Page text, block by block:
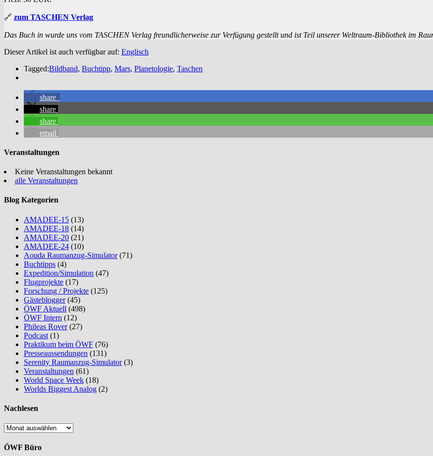
🔗 zum TASCHEN Verlag
Das Buch in wurde uns vom TASCHEN Verlag freundlicherweise zur Verfügung gestellt und ist Teil unserer Weltraum-Bibliothek im
Dieser Artikel ist auch verfügbar auf: Englisch
Tagged:Bildband, Buchtipp, Mars, Planetologie, Taschen
share
share
share
email
Veranstaltungen
Keine Veranstaltungen bekannt
alle Veranstaltungen
Blog Kategorien
AMADEE-15 (13)
AMADEE-18 (14)
AMADEE-20 (21)
AMADEE-24 (10)
Aouda Raumanzug-Simulator(71)
Buchtipps (4)
Expedition/Simulation (47)
Flugprojekte (17)
Forschung / Projekte (125)
Gästeblogger(45)
ÖWF Aktuell (498)
ÖWF Intern (12)
Phileas Rover(27)
Podcast (1)
Praktikum beim ÖWF (76)
Presseaussendungen (131)
Serenity Raumanzug-Simulator(3)
Veranstaltungen (61)
World Space Week (18)
Worlds Biggest Analog (2)
Nachlesen
Nachlesen
ÖWF Büro